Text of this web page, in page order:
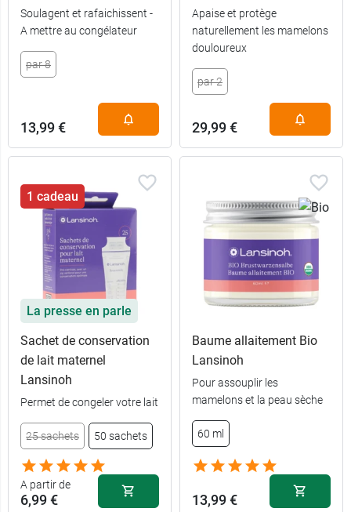
Soulagent et rafaichissent -
A mettre au congélateur
par 8
13,99 €
Apaise et protège
naturellement les mamelons
douloureux
par 2
29,99 €
1 cadeau
La presse en parle
Sachet de conservation
de lait maternel
Lansinoh
Permet de congeler votre lait
25 sachets 50 sachets
A partir de
6,99 €
Baume allaitement Bio
Lansinoh
Pour assouplir les
mamelons et la peau sèche
60 ml
13,99 €